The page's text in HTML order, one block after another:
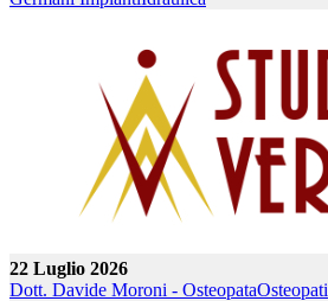
22 Luglio 2026
Dott. Davide Moroni - OsteopataOsteopati